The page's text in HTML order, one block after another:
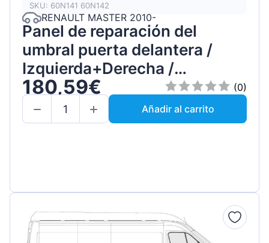
SKU: 60N141 60N142
RENAULT MASTER 2010-
Panel de reparación del
umbral puerta delantera /
Izquierda+Derecha /
Conjunto
180,59€
(0)
Añadir al carrito